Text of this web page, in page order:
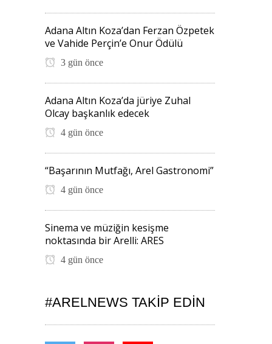
Adana Altın Koza’dan Ferzan Özpetek
ve Vahide Perçin’e Onur Ödülü
3 gün önce
Adana Altın Koza’da jüriye Zuhal
Olcay başkanlık edecek
4 gün önce
“Başarının Mutfağı, Arel Gastronomi”
4 gün önce
Sinema ve müziğin kesişme
noktasında bir Arelli: ARES
4 gün önce
#ARELNEWS TAKIP EDIN